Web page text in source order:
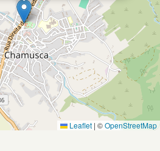
Leaflet | ©OpenStreetMap